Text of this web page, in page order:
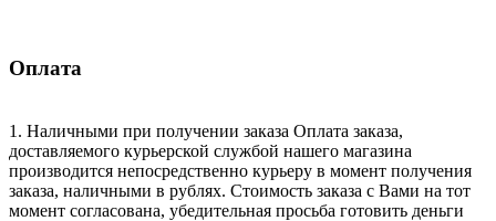
Оплата
1. Наличными при получении заказа Оплата заказа,
доставляемого курьерской службой нашего магазина
производится непосредственно курьеру в момент получения
заказа, наличными в рублях. Стоимость заказа с Вами на тот
момент согласована, убедительная просьба готовить деньги